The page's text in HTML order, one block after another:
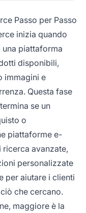
Passo per Passo
inizia quando
una piattaforma
disponibili,
immagini e
Questa fase
se un
o
piattaforme e-
avanzate,
personalizzate
per aiutare i clienti
che cercano.
maggiore è la